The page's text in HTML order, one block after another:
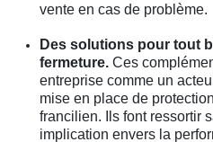
vente en cas de problème.
Des solutions pour tout
fermeture. Ces
entreprise comme un
mise en place de
francilien. Ils font ressortir
implication envers la